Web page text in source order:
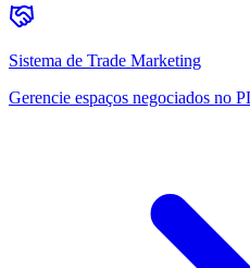
Sistema de Trade Marketing
Gerencie espaços negociados no